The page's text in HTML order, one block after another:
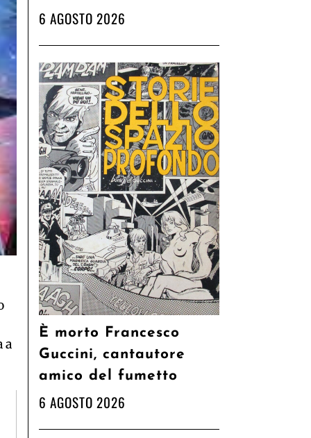
a
6 AGOSTO 2026
È morto Francesco
Guccini, cantautore
amico del fumetto
6 AGOSTO 2026